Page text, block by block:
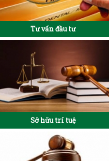
Tư vấn đầu tư
Sở hữu trí tuệ